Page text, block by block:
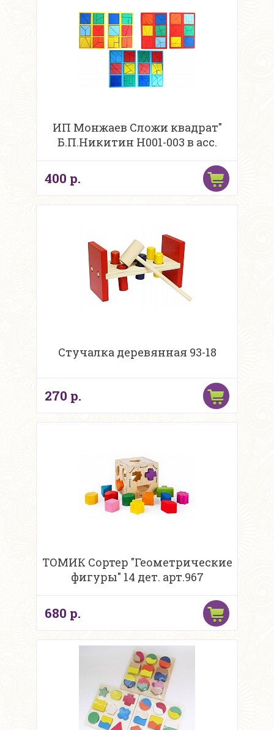
ИП Монжаев Сложи квадрат"
Б.П.Никитин Н001-003 в асс.
400 р.
Стучалка деревянная 93-18
270 р.
ТОМИК Сортер "Геометрические
фигуры" 14 дет. арт.967
680 р.